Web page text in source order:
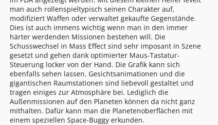
man auch rollenspieltypisch seinen Charakter auf,
modifiziert Waffen oder verwaltet gekaufte Gegenstände.
Dies ist auch immens wichtig wenn man in den immer
härter werdenden Missionen bestehen will. Die
Schusswechsel in Mass Effect sind sehr imposant in Szene
gesetzt und gehen dank optimierter Maus-Tastatur-
Steuerung locker von der Hand. Die Grafik kann sich
ebenfalls sehen lassen. Gesichtsanimationen und die
gigantischen Raumstationen sind liebevoll gestaltet und
tragen einiges zur Atmosphäre bei. Lediglich die
Außenmissionen auf den Planeten können da nicht ganz
mithalten. Dafür kann man die Planetenoberflächen mit
einem speziellen Space-Buggy erkunden.